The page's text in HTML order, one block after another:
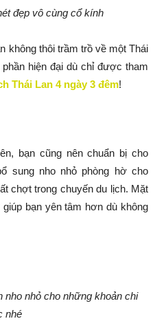
đẹp vô cùng cổ kính
không thôi trầm trồ về một Thái
hiện đại dù chỉ được tham
Thái Lan 4 ngày 3 đêm!
bạn cũng nên chuẩn bị cho
sung nho nhỏ phòng hờ cho
chợt trong chuyến du lịch. Mặt
bạn yên tâm hơn dù không
nho nhỏ cho những khoản chi
nhé